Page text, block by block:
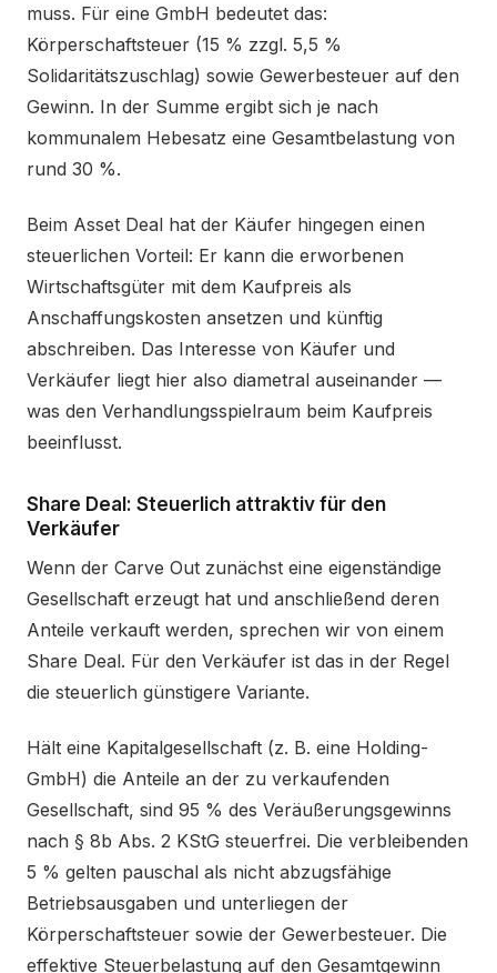
muss. Für eine GmbH bedeutet das:
Körperschaftsteuer (15 % zzgl. 5,5 %
Solidaritätszuschlag) sowie Gewerbesteuer auf den
Gewinn. In der Summe ergibt sich je nach
kommunalem Hebesatz eine Gesamtbelastung von
rund 30 %.
Beim Asset Deal hat der Käufer hingegen einen
steuerlichen Vorteil: Er kann die erworbenen
Wirtschaftsgüter mit dem Kaufpreis als
Anschaffungskosten ansetzen und künftig
abschreiben. Das Interesse von Käufer und
Verkäufer liegt hier also diametral auseinander —
was den Verhandlungsspielraum beim Kaufpreis
beeinflusst.
Share Deal: Steuerlich attraktiv für den
Verkäufer
Wenn der Carve Out zunächst eine eigenständige
Gesellschaft erzeugt hat und anschließend deren
Anteile verkauft werden, sprechen wir von einem
Share Deal. Für den Verkäufer ist das in der Regel
die steuerlich günstigere Variante.
Hält eine Kapitalgesellschaft (z. B. eine Holding-
GmbH) die Anteile an der zu verkaufenden
Gesellschaft, sind 95 % des Veräußerungsgewinns
nach § 8b Abs. 2 KStG steuerfrei. Die verbleibenden
5 % gelten pauschal als nicht abzugsfähige
Betriebsausgaben und unterliegen der
Körperschaftsteuer sowie der Gewerbesteuer. Die
effektive Steuerbelastung auf den Gesamtgewinn